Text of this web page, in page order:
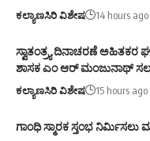
ಕಲ್ಯಾಣಸಿರಿ ವಿಶೇಷ 14 hours ago
ಸ್ವಾತಂತ್ರ್ಯ ದಿನಾಚರಣೆ
ಶಾಸಕ ಎಂ ಆರ್ ಮಂಜುನಾಥ್
ಕಲ್ಯಾಣಸಿರಿ ವಿಶೇಷ 15 hours ago
ಗಾಂಧಿ ಸ್ಮಾರಕ ಸ್ತಂಭ ನಿರ್ಮಿಸಲು